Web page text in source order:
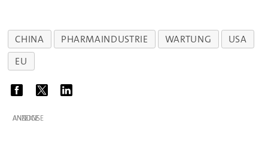
CHINA PHARMAINDUSTRIE WARTUNG
USA
EU
ANZEIGE